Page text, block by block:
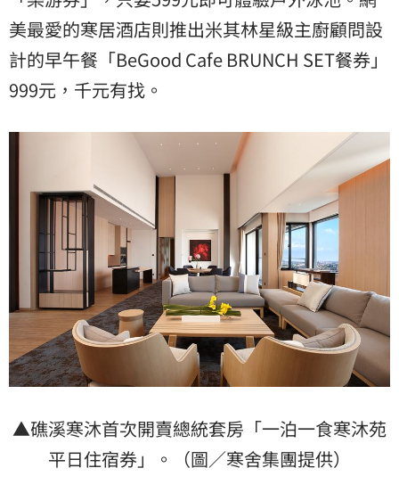
美最愛的寒居酒店則推出米其林星級主廚顧問設
計的早午餐「BeGood Cafe BRUNCH SET餐券」
999元，千元有找。
▲礁溪寒沐首次開賣總統套房「一泊一食寒沐苑
平日住宿券」。（圖／寒舍集團提供）